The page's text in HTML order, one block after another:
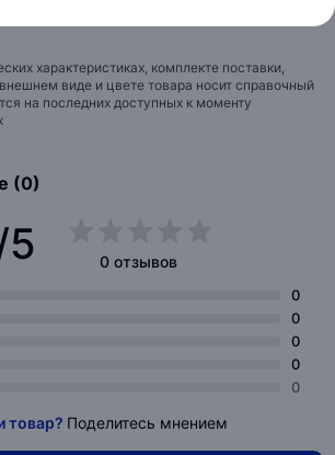
характеристиках, комплекте поставки,
виде и цвете товара носит справочный
на последних доступных к моменту
(0)
0 отзывов
0
0
0
0
0
товар? Поделитесь мнением